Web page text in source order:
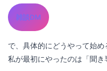
雑談DM
で、具体的にどうやって始
私が最初にやったのは「聞き